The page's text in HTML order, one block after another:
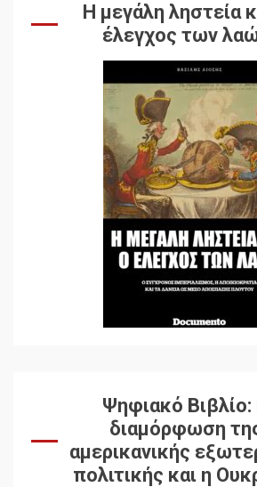
Η μεγάλη ληστεία
έλεγχος των
Ψηφιακό Βιβλίο:
διαμόρφωση
αμερικανικής
πολιτικής και η